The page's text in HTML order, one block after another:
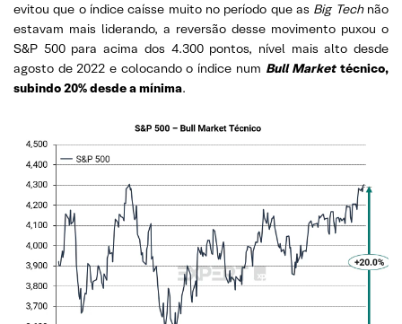
evitou que o índice caísse muito no período que as Big Tech não
estavam mais liderando, a reversão desse movimento puxou o
S&P 500 para acima dos 4.300 pontos, nível mais alto desde
agosto de 2022 e colocando o índice num Bull Markettécnico,
subindo 20% desde a mínima.